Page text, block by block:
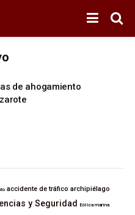
de ahogamiento
accidente de tráfico archipiélago
y Seguridad Eólica marina